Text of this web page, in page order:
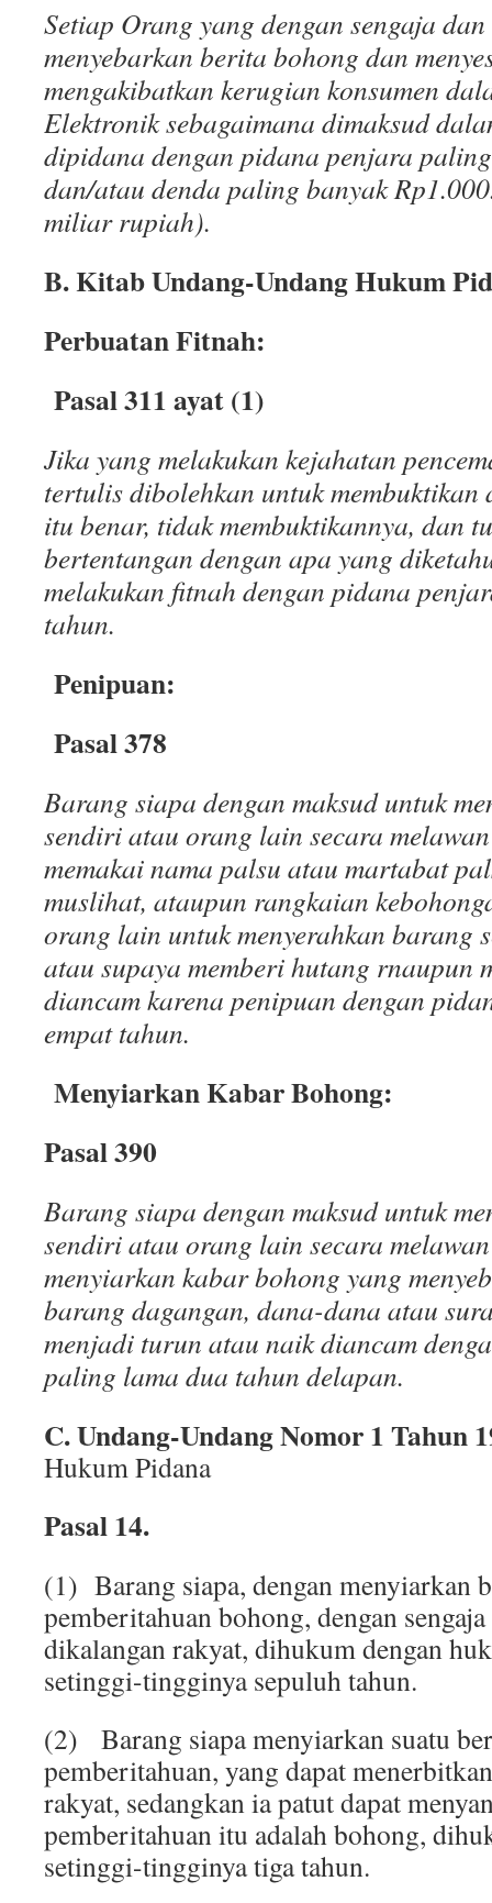
Setiap Orang yang dengan sengaja
menyebarkan berita bohong dan
mengakibatkan kerugian konsumen
Elektronik sebagaimana dimaksud
dipidana dengan pidana penjara
dan/atau denda paling banyak
miliar rupiah).
B. Kitab Undang-Undang Hukum
Perbuatan Fitnah:
Pasal 311 ayat (1)
Jika yang melakukan kejahatan
tertulis dibolehkan untuk membuktikan
itu benar, tidak membuktikannya, dan
bertentangan dengan apa yang
melakukan fitnah dengan pidana
tahun.
Penipuan:
Pasal 378
Barang siapa dengan maksud untuk
sendiri atau orang lain secara
memakai nama palsu atau martabat
muslihat, ataupun rangkaian
orang lain untuk menyerahkan barang
atau supaya memberi hutang rnaupun
diancam karena penipuan dengan
empat tahun.
Menyiarkan Kabar Bohong:
Pasal 390
Barang siapa dengan maksud untuk
sendiri atau orang lain secara
menyiarkan kabar bohong yang
barang dagangan, dana-dana atau
menjadi turun atau naik diancam
paling lama dua tahun delapan.
C. Undang-Undang Nomor 1 Tahun
Hukum Pidana
Pasal 14.
(1) Barang siapa, dengan menyiarkan
pemberitahuan bohong, dengan
dikalangan rakyat, dihukum dengan
setinggi-tingginya sepuluh tahun.
(2) Barang siapa menyiarkan suatu
pemberitahuan, yang dapat
rakyat, sedangkan ia patut dapat
pemberitahuan itu adalah bohong,
setinggi-tingginya tiga tahun.